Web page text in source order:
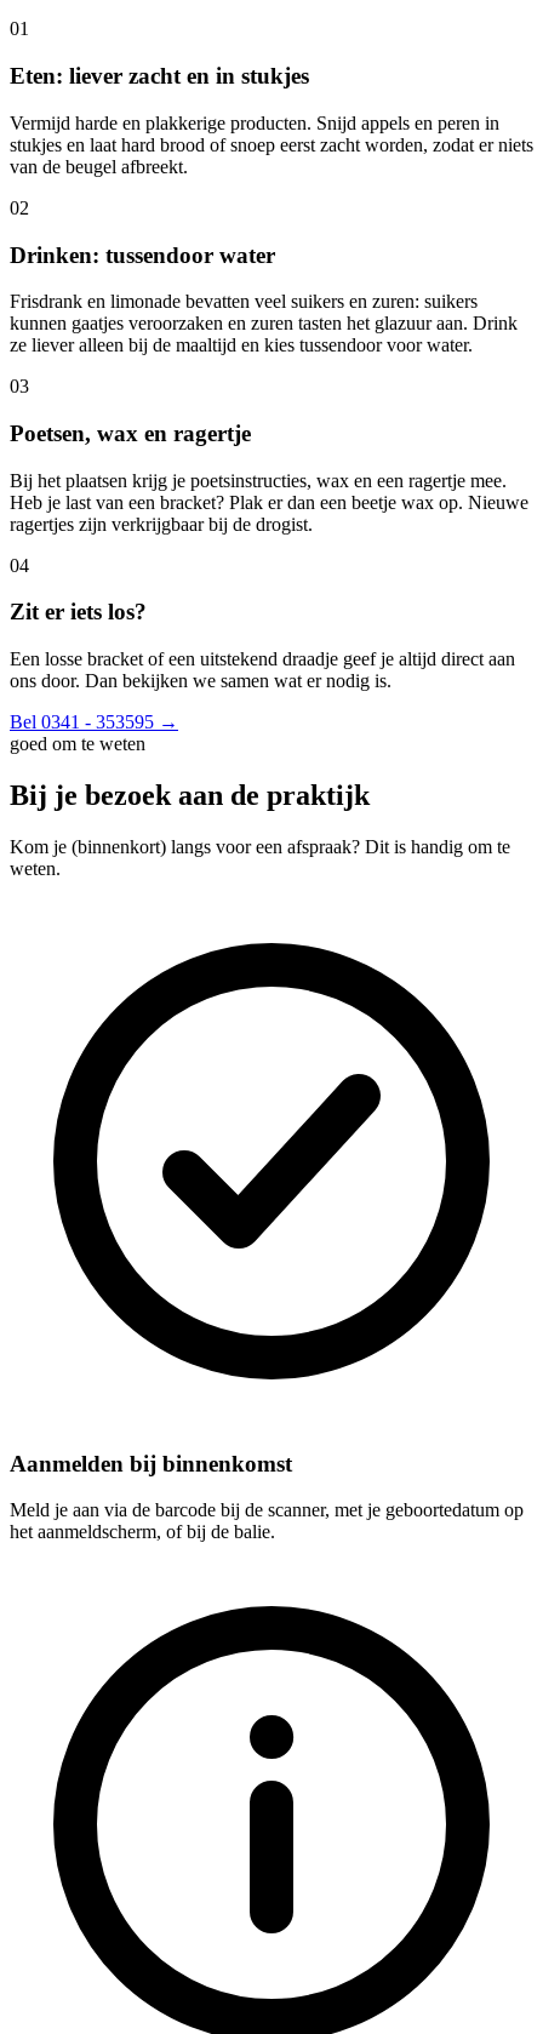
01
Eten: liever zacht en in stukjes
Vermijd harde en plakkerige producten. Snijd appels en peren in
stukjes en laat hard brood of snoep eerst zacht worden, zodat er niets
van de beugel afbreekt.
02
Drinken: tussendoor water
Frisdrank en limonade bevatten veel suikers en zuren: suikers
kunnen gaatjes veroorzaken en zuren tasten het glazuur aan. Drink
ze liever alleen bij de maaltijd en kies tussendoor voor water.
03
Poetsen, wax en ragertje
Bij het plaatsen krijg je poetsinstructies, wax en een ragertje mee.
Heb je last van een bracket? Plak er dan een beetje wax op. Nieuwe
ragertjes zijn verkrijgbaar bij de drogist.
04
Zit er iets los?
Een losse bracket of een uitstekend draadje geef je altijd direct aan
ons door. Dan bekijken we samen wat er nodig is.
Bel 0341 - 353595 →
goed om te weten
Bij je bezoek aan de praktijk
Kom je (binnenkort) langs voor een afspraak? Dit is handig om te
weten.
Aanmelden bij binnenkomst
Meld je aan via de barcode bij de scanner, met je geboortedatum op
het aanmeldscherm, of bij de balie.